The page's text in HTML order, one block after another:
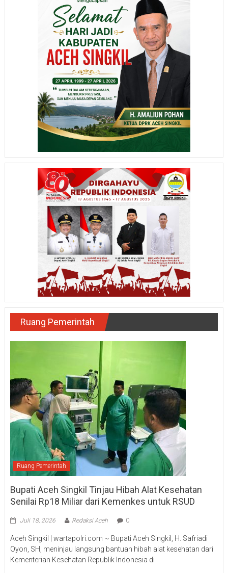
Ruang Pemerintah
Ruang Pemerintah
Bupati Aceh Singkil Tinjau Hibah Alat Kesehatan
Senilai Rp18 Miliar dari Kemenkes untuk RSUD
Juli 18, 2026 Redaksi Aceh 0
Aceh Singkil | wartapolri.com ~ Bupati Aceh Singkil, H. Safriadi
Oyon, SH, meninjau langsung bantuan hibah alat kesehatan dari
Kementerian Kesehatan Republik Indonesia di